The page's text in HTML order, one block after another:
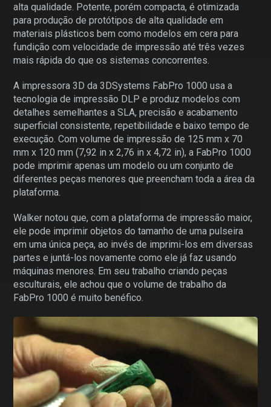
alta qualidade. Potente, porém compacta, é otimizada
para produção de protótipos de alta qualidade em
materiais plásticos bem como modelos em cera para
fundição com velocidade de impressão até três vezes
mais rápida do que os sistemas concorrentes.
A impressora 3D da 3DSystems FabPro 1000 usa a
tecnologia de impressão DLP e produz modelos com
detalhes semelhantes a SLA, precisão e acabamento
superficial consistente, repetibilidade e baixo tempo de
execução. Com volume de impressão de 125 mm x 70
mm x 120 mm (7,92 in x 2,76 in x 4,72 in), a FabPro 1000
pode imprimir apenas um modelo ou um conjunto de
diferentes peças menores que preencham toda a área da
plataforma.
Walker notou que, com a plataforma de impressão maior,
ele pode imprimir objetos do tamanho de uma pulseira
em uma única peça, ao invés de imprimi-los em diversas
partes e juntá-los novamente como ele já faz usando
máquinas menores. Em seu trabalho criando peças
esculturais, ele achou que o volume de trabalho da
FabPro 1000 é muito benéfico.